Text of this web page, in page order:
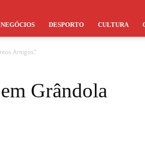
NEGÓCIOS DESPORTO CULTURA
Antigos”
Grândola